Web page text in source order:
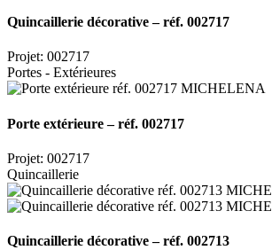
Quincaillerie décorative – réf. 002717
Projet: 002717
Portes - Extérieures
Porte extérieure – réf. 002717
Projet: 002717
Quincaillerie
Quincaillerie décorative – réf. 002713